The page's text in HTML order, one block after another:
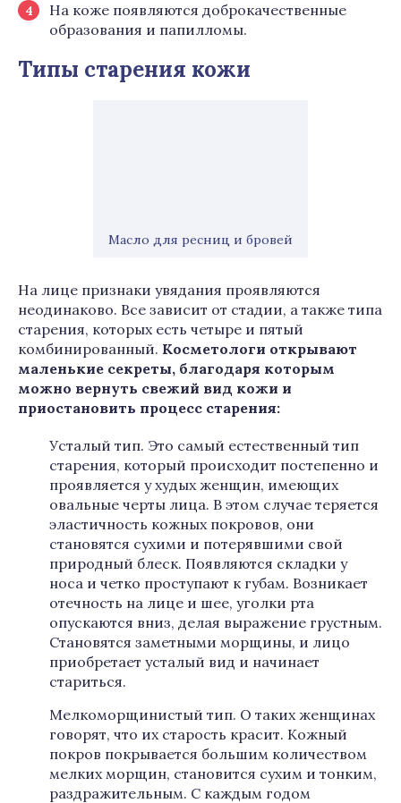
На коже появляются доброкачественные
образования и папилломы.
Типы старения кожи
Масло для ресниц и бровей
На лице признаки увядания проявляются
неодинаково. Все зависит от стадии, а также типа
старения, которых есть четыре и пятый
комбинированный. Косметологи открывают
маленькие секреты, благодаря которым
можно вернуть свежий вид кожи и
приостановить процесс старения:
Усталый тип. Это самый естественный тип
старения, который происходит постепенно и
проявляется у худых женщин, имеющих
овальные черты лица. В этом случае теряется
эластичность кожных покровов, они
становятся сухими и потерявшими свой
природный блеск. Появляются складки у
носа и четко проступают к губам. Возникает
отечность на лице и шее, уголки рта
опускаются вниз, делая выражение грустным.
Становятся заметными морщины, и лицо
приобретает усталый вид и начинает
стариться.
Мелкоморщинистый тип. О таких женщинах
говорят, что их старость красит. Кожный
покров покрывается большим количеством
мелких морщин, становится сухим и тонким,
раздражительным. С каждым годом